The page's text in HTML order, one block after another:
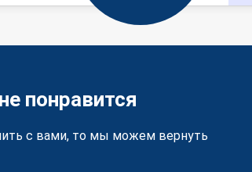
понравится
с вами, то мы можем вернуть